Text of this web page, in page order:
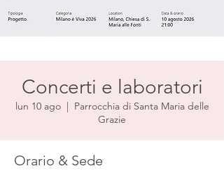
Concerti e laboratori
lun 10 ago
  |
Parrocchia di Santa Maria delle
Grazie
Orario & Sede